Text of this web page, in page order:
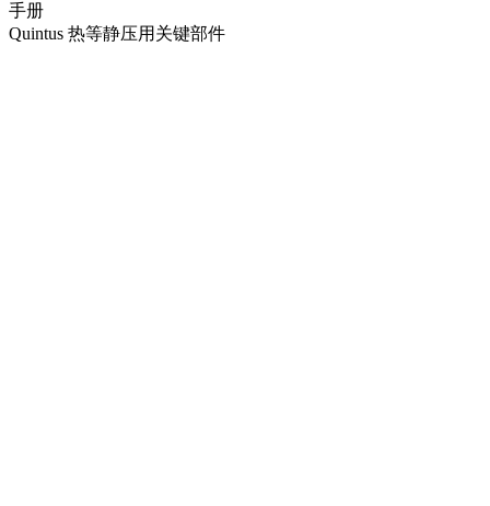
手册
Quintus 热等静压用关键部件